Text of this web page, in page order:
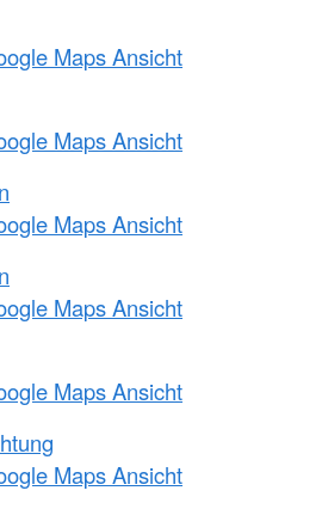
Maps Ansicht
Maps Ansicht
Maps Ansicht
Maps Ansicht
Maps Ansicht
Maps Ansicht